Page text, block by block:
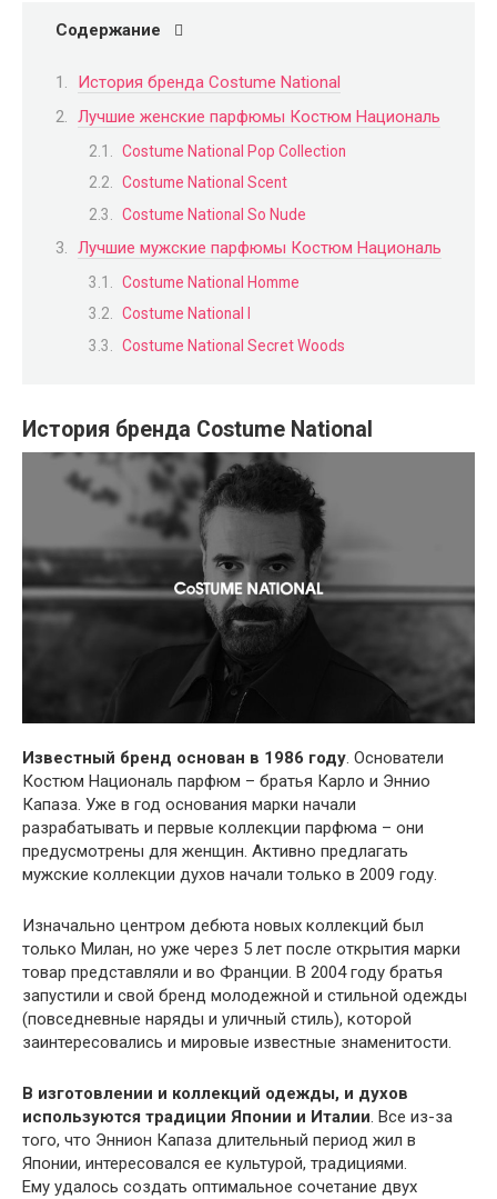
Содержание
История бренда Costume National
Лучшие женские парфюмы Костюм Националь
Costume National Pop Collection
Costume National Scent
Costume National So Nude
Лучшие мужские парфюмы Костюм Националь
Costume National Homme
Costume National I
Costume National Secret Woods
История бренда Costume National
Известный бренд основан в 1986 году. Основатели
Костюм Националь парфюм – братья Карло и Эннио
Капаза. Уже в год основания марки начали
разрабатывать и первые коллекции парфюма – они
предусмотрены для женщин. Активно предлагать
мужские коллекции духов начали только в 2009 году.
Изначально центром дебюта новых коллекций был
только Милан, но уже через 5 лет после открытия марки
товар представляли и во Франции. В 2004 году братья
запустили и свой бренд молодежной и стильной одежды
(повседневные наряды и уличный стиль), которой
заинтересовались и мировые известные знаменитости.
В изготовлении и коллекций одежды, и духов
используются традиции Японии и Италии. Все из-за
того, что Эннион Капаза длительный период жил в
Японии, интересовался ее культурой, традициями.
Ему удалось создать оптимальное сочетание двух